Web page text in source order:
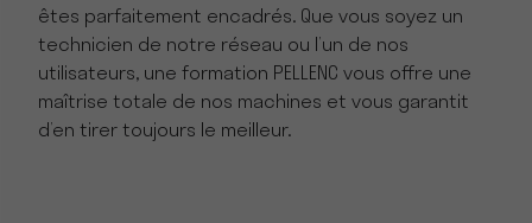
êtes parfaitement encadrés. Que vous soyez un
technicien de notre réseau ou l’un de nos
utilisateurs, une formation PELLENC vous offre une
maîtrise totale de nos machines et vous garantit
d’en tirer toujours le meilleur.